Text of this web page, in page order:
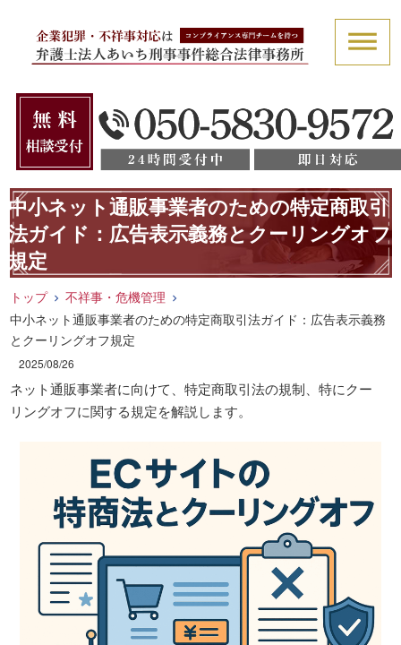
中小ネット通販事業者のための特定商取引
法ガイド：広告表示義務とクーリングオフ
規定
トップ
不祥事・危機管理
中小ネット通販事業者のための特定商取引法ガイド：広告表示義務
とクーリングオフ規定
2025/08/26
ネット通販事業者に向けて、特定商取引法の規制、特にクー
リングオフに関する規定を解説します。